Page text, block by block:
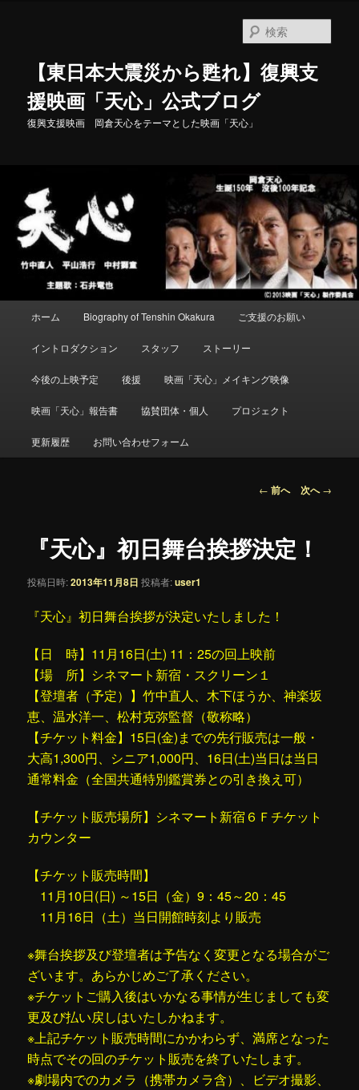
【東日本大震災から甦れ】復興支
援映画「天心」公式ブログ
復興支援映画 岡倉天心をテーマとした映画「天心」
索
ホーム Biography of Tenshin Okakura ご支援のお願い
イントロダクション スタッフ ストーリー
今後の上映予定 後援 映画「天心」メイキング映像
映画「天心」報告書 協賛団体・個人 プロジェクト
更新履歴 お問い合わせフォーム
投
ビ
ゲ
ン
← 前へ 次へ→
『天心』初日舞台挨拶決定！
投稿日時:2013年11月8日 投稿者:user1
『天心』初日舞台挨拶が決定いたしました！
【日 時】11月16日(土) 11：25の回上映前
【場 所】シネマート新宿・スクリーン１
【登壇者（予定）】竹中直人、木下ほうか、神楽坂
恵、温水洋一、松村克弥監督（敬称略）
【チケット料金】15日(金)までの先行販売は一般・
大高1,300円、シニア1,000円、16日(土)当日は当日
通常料金（全国共通特別鑑賞券との引き換え可）
【チケット販売場所】シネマート新宿６Ｆチケット
カウンター
【チケット販売時間】
11月10日(日) ～15日（金）9：45～20：45
11月16日（土）当日開館時刻より販売
※舞台挨拶及び登壇者は予告なく変更となる場合がご
ざいます。あらかじめご了承ください。
※チケットご購入後はいかなる事情が生じましても変
更及び払い戻しはいたしかねます。
※上記チケット販売時間にかかわらず、満席となった
時点でその回のチケット販売を終了いたします。
※劇場内でのカメラ（携帯カメラ含）、ビデオ撮影、